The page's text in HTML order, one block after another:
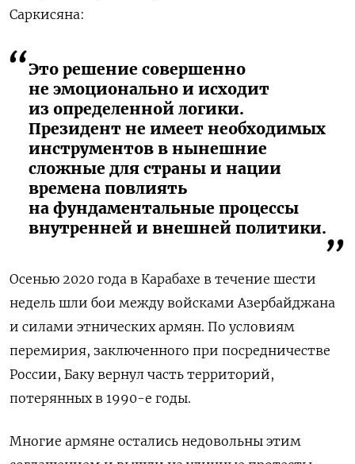
Саркисяна:
Это решение совершенно
не эмоционально и исходит
из определенной логики.
Президент не имеет необходимых
инструментов в нынешние
сложные для страны и нации
времена повлиять
на фундаментальные процессы
внутренней и внешней политики.
Осенью 2020 года в Карабахе в течение шести
недель шли бои между войсками Азербайджана
и силами этнических армян. По условиям
перемирия, заключенного при посредничестве
России, Баку вернул часть территорий,
потерянных в 1990-е годы.
Многие армяне остались недовольны этим